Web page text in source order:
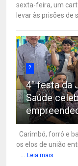
sexta-feira, um
levar às prisões de
2
4° festa da
Saúde
Carimbó, forró e
os elos de união
Leia mais